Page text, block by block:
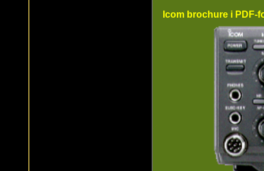
Icom brochure i PDF-